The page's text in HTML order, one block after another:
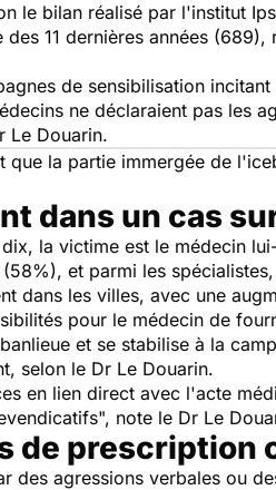
le bilan réalisé par l'institut
11 dernières années
de sensibilisation
ne déclaraient pas les
Le Douarin.
la partie immergée de
dans un cas
la victime est le médecin
et parmi les
dans les villes, avec une
pour le médecin de
et se stabilise à la
selon le Dr Le Douarin.
en lien direct avec l'acte
note le Dr Le
de prescription
des agressions verbales ou